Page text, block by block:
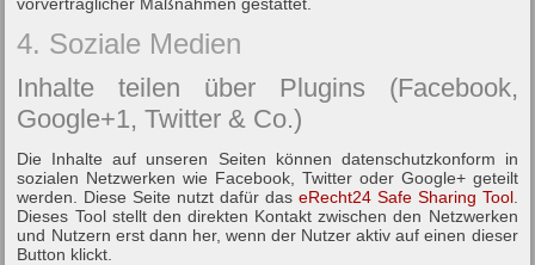
4. Soziale Medien
Inhalte teilen über Plugins (Facebook,
Google+1, Twitter & Co.)
Die Inhalte auf unseren Seiten können datenschutzkonform in
sozialen Netzwerken wie Facebook, Twitter oder Google+ geteilt
werden. Diese Seite nutzt dafür das eRecht24 Safe Sharing Tool.
Dieses Tool stellt den direkten Kontakt zwischen den Netzwerken
und Nutzern erst dann her, wenn der Nutzer aktiv auf einen dieser
Button klickt.